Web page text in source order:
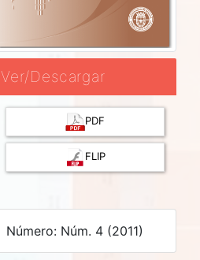
Ver/Descargar
PDF
FLIP
Número: Núm. 4 (2011)